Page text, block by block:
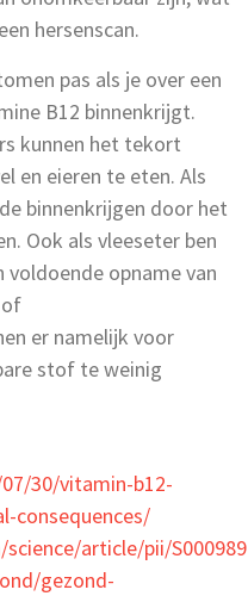
hersenscan.
pas als je over een
B12 binnenkrijgt.
kunnen het tekort
en eieren te eten. Als
binnenkrijgen door het
Ook als vleeseter ben
opname van
er namelijk voor
stof te weinig
30/vitamin-b12-
consequences/
article/pii/
gezond-